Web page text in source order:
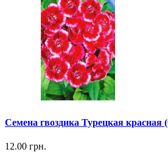
Семена гвоздика Турецкая красная
12.00 грн.